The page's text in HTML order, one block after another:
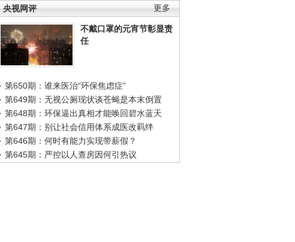
更多
央视网评
不戴口罩的元宵节彰显责
任
第650期：谁来医治“环保焦虑症”
第649期：无视公厕现状谈苍蝇是本末倒置
第648期：环保逼出真相才能唤回碧水蓝天
第647期：别让社会信用体系成医改羁绊
第646期：何时有能力实现带薪假？
第645期：严控以人查房因何引热议